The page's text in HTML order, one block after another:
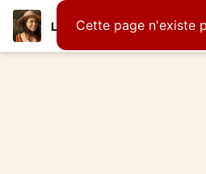
Laura Mateos
Cette page n'existe